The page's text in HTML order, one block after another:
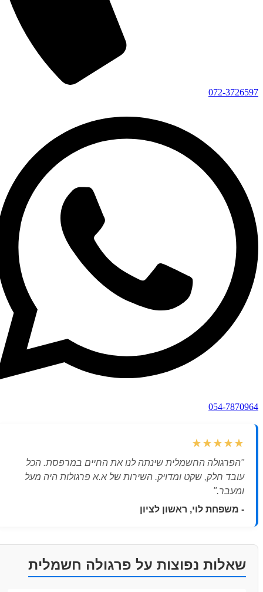
072-3726597
054-7870964
★★★★★
"הפרגולה החשמלית שינתה לנו את החיים במרפסת. הכל
עובד חלק, שקט ומדויק. השירות של א.א פרגולות היה מעל
ומעבר."
- משפחת לוי, ראשון לציון
שאלות נפוצות על פרגולה חשמלית